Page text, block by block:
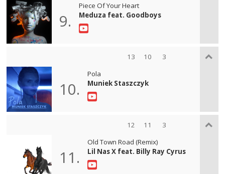
9.
Piece Of Your Heart
Meduza feat. Goodboys
13 10 3
10.
Pola
Muniek Staszczyk
12 11 3
11.
Old Town Road (Remix)
Lil Nas X feat. Billy Ray Cyrus